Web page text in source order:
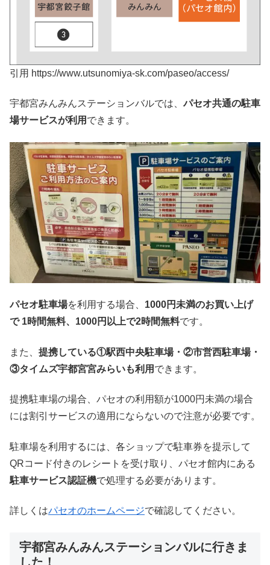
引用 https://www.utsunomiya-sk.com/paseo/access/
宇都宮みんみんステーションバルでは、パセオ共通の駐車
場サービスが利用 できます。
パセオ駐車場を利用する場合、 1000円未満のお買い上げ
で 1時間無料、1000円以上で2時間無料です。
また、 提携している①駅西中央駐車場・②市営西駐車場・
③タイムズ宇都宮宮みらいも利用 できます。
提携駐車場の場合、パセオの利用額が1000円未満の場合
には割引サービスの適用にならないので注意が必要です。
駐車場を利用するには、各ショップで駐車券を提示して
QRコード付きのレシートを受け取り、パセオ館内にある
駐車サービス認証機で処理する必要があります。
詳しくはパセオのホームページで確認してください。
宇都宮みんみんステーションバルに行きま
した！